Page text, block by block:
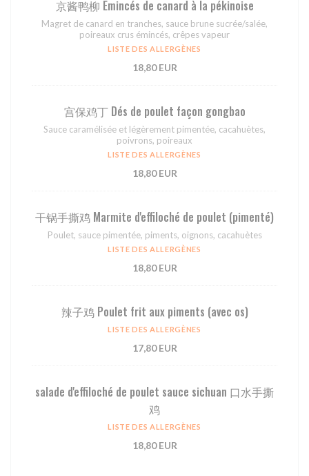
京酱鸭柳 Émincés de canard à la pékinoise
Magret de canard en tranches, sauce brune sucrée/salée,
poireaux crus émincés, crêpes vapeur
LISTE DES ALLERGÈNES
18,80 EUR
宫保鸡丁 Dés de poulet façon gongbao
Sauce caramélisée et légèrement pimentée, cacahuètes,
poivrons, poireaux
LISTE DES ALLERGÈNES
18,80 EUR
⼲锅⼿撕鸡 Marmite d'effiloché de poulet (pimenté)
Poulet, sauce pimentée, piments, oignons, cacahuètes
LISTE DES ALLERGÈNES
18,80 EUR
辣⼦鸡 Poulet frit aux piments (avec os)
LISTE DES ALLERGÈNES
17,80 EUR
salade d'effiloché de poulet sauce sichuan 口水手撕
鸡
LISTE DES ALLERGÈNES
18,80 EUR